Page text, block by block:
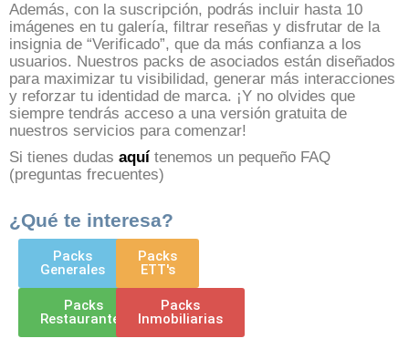
Además, con la suscripción, podrás incluir hasta 10
imágenes en tu galería, filtrar reseñas y disfrutar de la
insignia de “Verificado”, que da más confianza a los
usuarios. Nuestros packs de asociados están diseñados
para maximizar tu visibilidad, generar más interacciones
y reforzar tu identidad de marca. ¡Y no olvides que
siempre tendrás acceso a una versión gratuita de
nuestros servicios para comenzar!
Si tienes dudas aquí tenemos un pequeño FAQ
(preguntas frecuentes)
¿Qué te interesa?
Packs
Generales
Packs
Restaurantes
Packs
ETT's
Packs
Inmobiliarias